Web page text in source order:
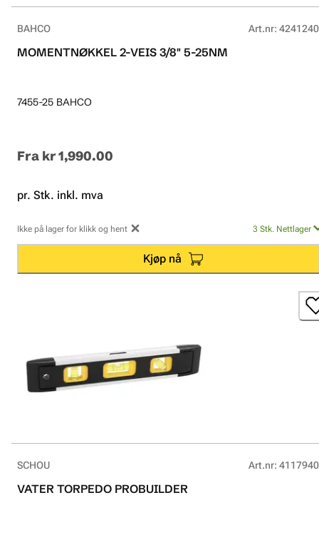
BAHCO Art.nr:
MOMENTNØKKEL 2-VEIS 3/8" 5-25NM
7455-25 BAHCO
Fra kr 1,990.00
pr. Stk. inkl. mva
Ikke på lager for klikk og hent 3 Stk. Nettlager
Kjøp nå
SCHOU Art.nr:
VATER TORPEDO PROBUILDER